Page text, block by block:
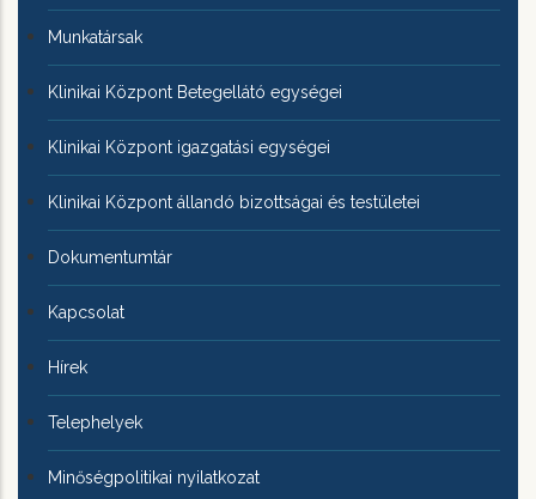
Munkatársak
Klinikai Központ Betegellátó egységei
Klinikai Központ igazgatási egységei
Klinikai Központ állandó bizottságai és testületei
Dokumentumtár
Kapcsolat
Hírek
Telephelyek
Minőségpolitikai nyilatkozat